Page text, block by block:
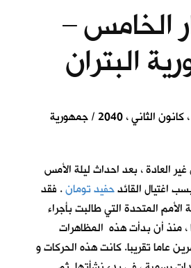
الخامس –
البتران
مدونة مشتركة / 25 ، كانون الثاني ، 2040 / جمهورية
العادة ، بعد احداث ليلة الأمس
اغتيال القائدحفيد تومان. فقد
المتحدة التي طالبت بأجراء
منذ أن بدأت هذه المظاهرات
عاما تقريبا. كانت هذه الحركات و